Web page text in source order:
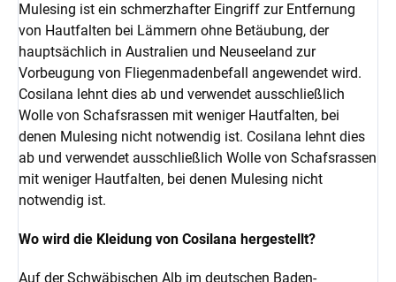
Mulesing ist ein schmerzhafter Eingriff zur Entfernung
von Hautfalten bei Lämmern ohne Betäubung, der
hauptsächlich in Australien und Neuseeland zur
Vorbeugung von Fliegenmadenbefall angewendet wird.
Cosilana lehnt dies ab und verwendet ausschließlich
Wolle von Schafsrassen mit weniger Hautfalten, bei
denen Mulesing nicht notwendig ist. Cosilana lehnt dies
ab und verwendet ausschließlich Wolle von Schafsrassen
mit weniger Hautfalten, bei denen Mulesing nicht
notwendig ist.
Wo wird die Kleidung von Cosilana hergestellt?
Auf der Schwäbischen Alb im deutschen Baden-